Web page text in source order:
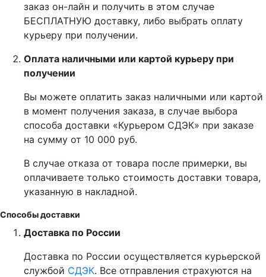
заказ он-лайн и получить в этом случае
БЕСПЛАТНУЮ доставку, либо выбрать оплату
курьеру при получении.
Оплата наличными или картой курьеру при
получении
Вы можете оплатить заказ наличными или картой
в момент получения заказа, в случае выбора
способа доставки «Курьером СДЭК» при заказе
на сумму от 10 000 руб.
В случае отказа от товара после примерки, вы
оплачиваете только стоимость доставки товара,
указанную в накладной.
Способы доставки
Доставка по России
Доставка по России осуществляется курьерской
службой СДЭК. Все отправления страхуются на